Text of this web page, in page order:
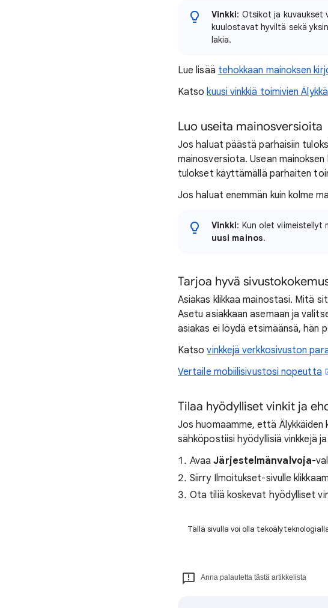
Vinkki: Otsikot ja kuvaukset
kuulostavat hyviltä sekä
lakia.
Lue lisää tehokkaan mainoksen
Katsokuusi vinkkiä toimivien
Luo useita mainosversioita
Jos haluat päästä parhaisiin
mainosversiota. Usean
tulokset käyttämällä parhaiten
Jos haluat enemmän kuin kolme
Vinkki: Kun olet viimeistellyt
uusi mainos.
Tarjoa hyvä
Asiakas klikkaa mainostasi. Mitä
Asetu asiakkaan asemaan ja
asiakas ei löydä etsimäänsä, hän
Katsovinkkejä verkkosivuston
Vertaile mobiilisivustosi nopeutta
Tilaa hyödylliset vinkit ja
Jos huomaamme, että
sähköpostiisi hyödyllisiä vinkkejä
AvaaJärjestelmänvalvoja-
Siirry Ilmoitukset-sivulle
Ota tiliä koskevat hyödylliset
Tällä sivulla voi olla
Anna palautetta tästä artikkelista